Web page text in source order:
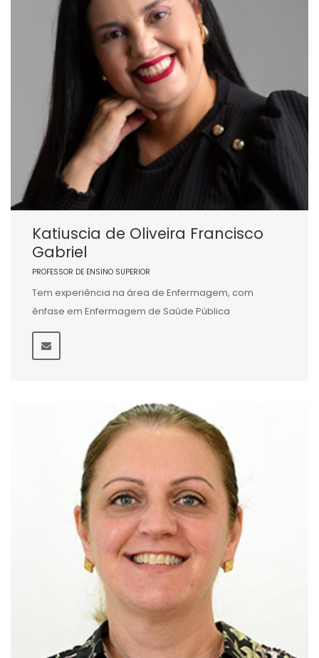
Katiuscia de Oliveira Francisco
Gabriel
PROFESSOR DE ENSINO SUPERIOR
Tem experiência na área de Enfermagem, com
ênfase em Enfermagem de Saúde Pública